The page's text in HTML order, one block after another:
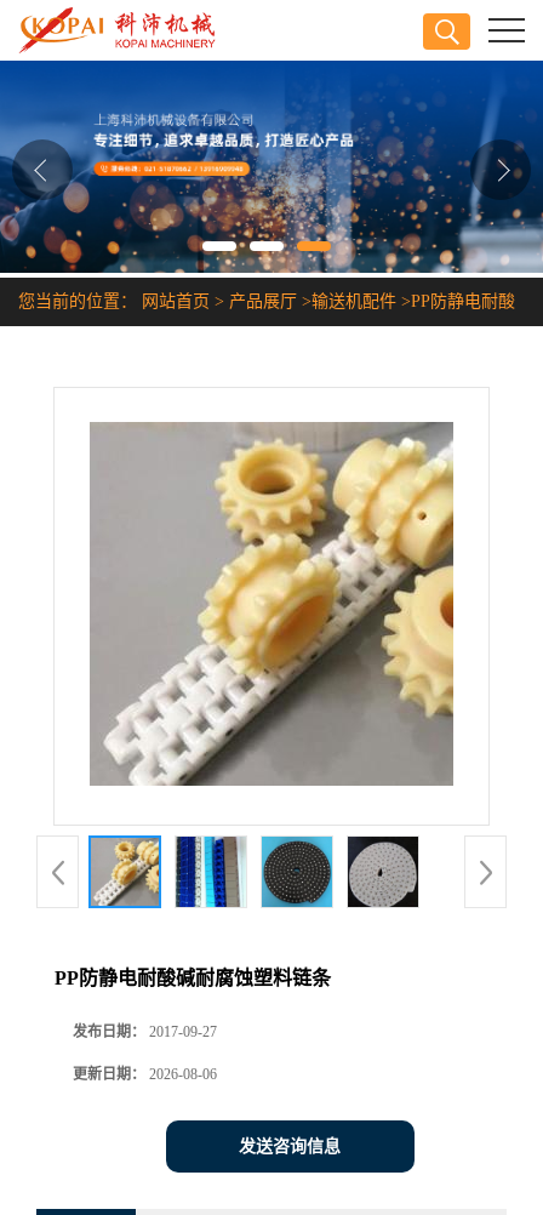
公司介绍
公司动态
产品展厅
证书荣誉
您当前的位置： 网站首页 > 产品展厅 >输送机配件 >PP防静电耐酸
PP防静电耐酸碱耐腐蚀塑料链条
发布日期： 2017-09-27
更新日期： 2026-08-06
发送咨询信息